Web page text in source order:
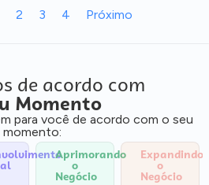
2 3 4 Próximo
de acordo com
Momento
para você de acordo com o seu
momento:
Aprimorando
o
Negócio
Expandindo
o
Negócio